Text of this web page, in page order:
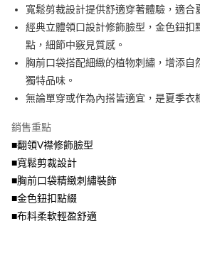
法說明評估內容。
【繳款方式說明】
1.分期款項不併入電信帳單，「大哥付你分期」
醒簡訊。
2.透過簡訊連結打開帳單後，可選擇「超商條碼
帳／街口支付／iPASS MONEY」等通路繳費。
【注意事項】
用戶於交易時，得透過本服務購買商品或服務，
買賣價金債權讓與本公司後，依約使用本公司帳
資料（包含姓名、電話或地址）提供予台灣大哥
由本公司與您本人進行分期帳單所需資料之確認
3.完整用戶服務條款，請詳閱以下連結：
２．便利：只要手機號碼，簡訊認證，即可結帳
３．安心：先確認商品／服務後，再付款。
【「AFTEE先享後付」結帳流程】
１．於結帳方式選擇「AFTEE先享後付」後，
２．訂單成立數日內，您將收到繳費通知簡訊。
３．收到繳費通知簡訊後14天內，點擊此簡訊中
※ 請注意：結帳手續完成當下不需立刻繳費，但
購買商品的店家。未經商家同意取消之訂單仍視
後付繳納相關費用。
※ 交易是否成功請以「AFTEE先享後付 」之結
是否繳費成功／繳費後需取消欲退款等相關疑問
客戶支援中心」https://
【注意事項】
全家取貨付款
每筆NT$70，滿NT$699(含以上)免運費
付款後全家取貨
每筆NT$70，滿NT$799(含以上)免運費
付款後7-11取貨
每筆NT$70，滿NT$699(含以上)免運費
宅配
寬鬆剪裁設計提供舒適穿著體驗，適合
經典立體領口設計修飾臉型，金色鈕扣
點，細節中竅見質感。
胸前口袋搭配細緻的植物刺繡，增添自
獨特品味。
無論單穿或作為內搭皆適宜，是夏季衣
銷售重點
■翻領V襟修飾臉型
■寬鬆剪裁設計
■胸前口袋精緻刺繡裝飾
■金色鈕扣點綴
■布料柔軟輕盈舒適